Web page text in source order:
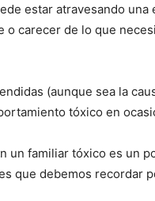
estar atravesando una
o carecer de lo que
(aunque sea la
tóxico en
un familiar tóxico es un
que debemos recordar